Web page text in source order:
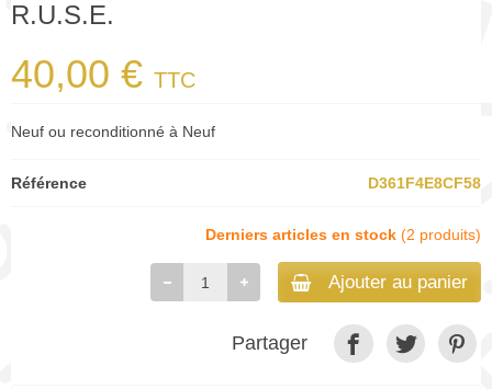
R.U.S.E.
40,00 € TTC
Neuf ou reconditionné à Neuf
Référence D361F4E8CF58
Derniers articles en stock (2 produits)
Ajouter au panier
Partager